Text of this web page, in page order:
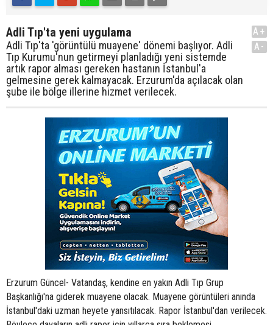
Adli Tıp'ta yeni uygulama
Adli Tıp'ta 'görüntülü muayene' dönemi başlıyor. Adli
Tıp Kurumu'nun getirmeyi planladığı yeni sistemde
artık rapor alması gereken hastanın İstanbul'a
gelmesine gerek kalmayacak. Erzurum'da açılacak olan
şube ile bölge illerine hizmet verilecek.
A+
A-
Erzurum Güncel- Vatandaş, kendine en yakın Adli Tıp Grup
Başkanlığı'na giderek muayene olacak. Muayene görüntüleri anında
İstanbul'daki uzman heyete yansıtılacak. Rapor İstanbul'dan verilecek.